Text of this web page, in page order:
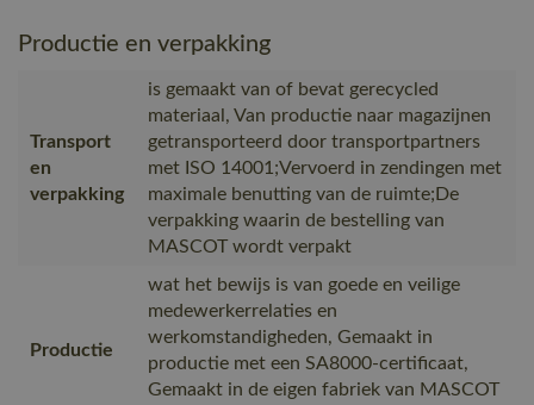
Productie en verpakking
Transport
en
verpakking
is gemaakt van of bevat gerecycled
materiaal, Van productie naar magazijnen
getransporteerd door transportpartners
met ISO 14001;Vervoerd in zendingen met
maximale benutting van de ruimte;De
verpakking waarin de bestelling van
MASCOT wordt verpakt
Productie
wat het bewijs is van goede en veilige
medewerkerrelaties en
werkomstandigheden, Gemaakt in
productie met een SA8000-certificaat,
Gemaakt in de eigen fabriek van MASCOT